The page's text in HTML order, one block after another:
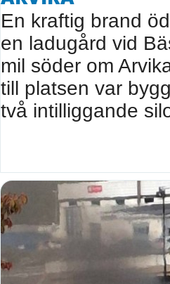
En kraftig brand
en ladugård vid
mil söder om
till platsen var
två intilliggande